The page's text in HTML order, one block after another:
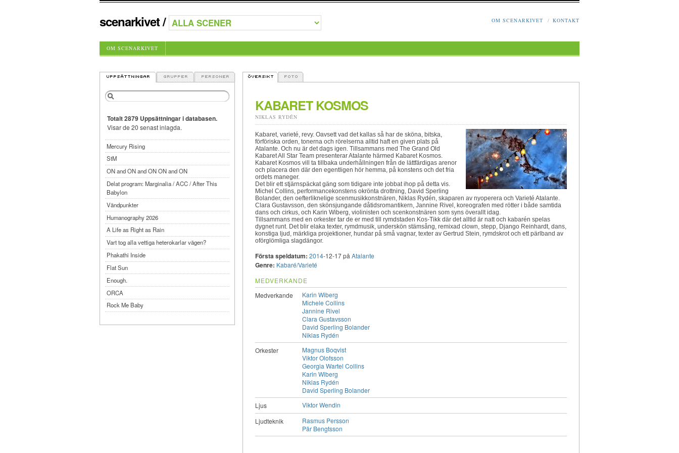
scenarkivet/ OM SCENARKIVET / KONTAKT
OM SCENARKIVET
KABARET KOSMOS
NIKLAS RYDÉN
Kabaret, varieté, revy. Oavsett vad det kallas så har de sköna, bitska,
förföriska orden, tonerna och rörelserna alltid haft en given plats på
Atalante. Och nu är det dags igen. Tillsammans med The Grand Old
Kabaret All Star Team presenterar Atalante härmed Kabaret Kosmos.
Kabaret Kosmos vill ta tillbaka underhållningen från de lättfärdigas arenor
och placera den där den egentligen hör hemma, på konstens och det fria
ordets maneger.
Det blir ett stjärnspäckat gäng som tidigare inte jobbat ihop på detta vis.
Michel Collins, performancekonstens okrönta drottning, David Sperling
Bolander, den oefterliknelige scenmusikkonstnären, Niklas Rydén, skaparen av nyoperera och Varieté Atalante.
Clara Gustavsson, den skönsjungande dåtidsromantikern, Jannine Rivel, koreografen med rötter i både samtida
dans och cirkus, och Karin Wiberg, violinisten och scenkonstnären som syns överallt idag.
Tillsammans med en orkester tar de er med till rymdstaden Kos-Tikk där det alltid är natt och kabarén spelas
dygnet runt. Det blir elaka texter, rymdmusik, underskön stämsång, remixad clown, stepp, Django Reinhardt, dans,
konstiga ljud, märkliga projektioner, hundar på små vagnar, texter av Gertrud Stein, rymdskrot och ett pärlband av
oförglömliga slagdängor.
Första speldatum: 2014-12-17 på Atalante
Genre: Kabaré/Varieté
MEDVERKANDE
Medverkande
Karin Wiberg
Michele Collins
Jannine Rivel
Clara Gustavsson
David Sperling Bolander
Niklas Rydén
Orkester
Magnus Boqvist
Viktor Olofsson
Georgia Wartel Collins
Karin Wiberg
Niklas Rydén
David Sperling Bolander
Ljus
Viktor Wendin
Ljudteknik
Rasmus Persson
Pär Bengtsson
Totalt 2879 Uppsättningar i databasen.
Visar de 20 senast inlagda.
Mercury Rising
StM
ON and ON and ON ON and ON
Delat program: Marginalia / ACC / After This
Babylon
Vändpunkter
Humanography 2026
A Life as Right as Rain
Vart tog alla vettiga heterokarlar vägen?
Phakathi Inside
Flat Sun
Enough.
ORCA
Rock Me Baby